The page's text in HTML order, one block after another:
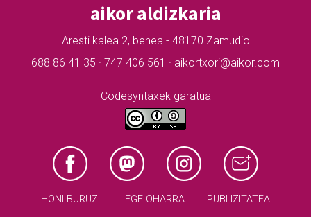
aikor aldizkaria
Aresti kalea 2, behea - 48170 Zamudio
688 86 41 35 · 747 406 561 · aikortxori@aikor.com
Codesyntaxek garatua
HONI BURUZ LEGE OHARRA PUBLIZITATEA